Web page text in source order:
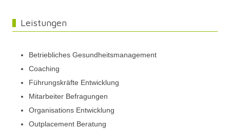
Leistungen
Betriebliches Gesundheitsmanagement
Coaching
Führungskräfte Entwicklung
Mitarbeiter Befragungen
Organisations Entwicklung
Outplacement Beratung